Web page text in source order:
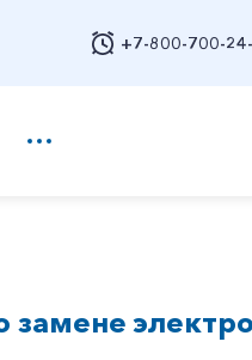
+7-800-700-
Заказать
замене